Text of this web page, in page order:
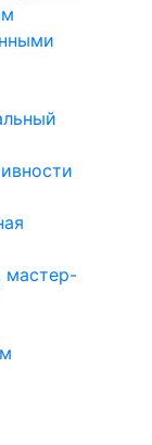
мастер-